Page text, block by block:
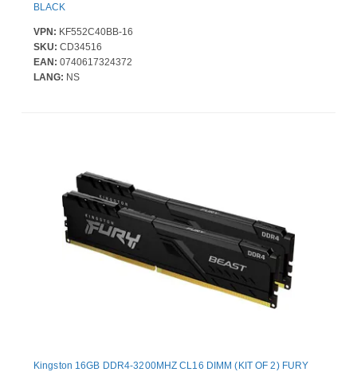
BLACK
VPN: KF552C40BB-16
SKU: CD34516
EAN: 0740617324372
LANG: NS
Kingston 16GB DDR4-3200MHZ CL16 DIMM (KIT OF 2) FURY